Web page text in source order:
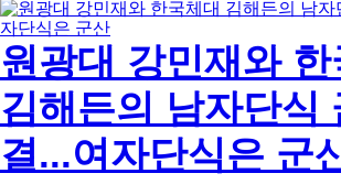
원광대 강민재와 한
김해든의 남자단식
결...여자단식은 군